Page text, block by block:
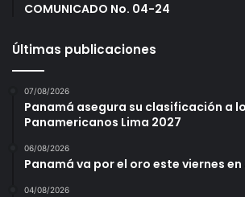
COMUNICADO No. 04-24
Últimas publicaciones
07/08/2026
Panamá asegura su clasificación a
Panamericanos Lima 2027
06/08/2026
Panamá va por el oro este viernes en
04/08/2026